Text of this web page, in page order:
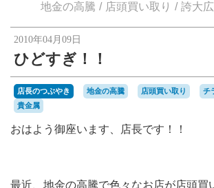
楽天オークションへ
地金の高騰 店頭買い取り 誇大
2010年04月09日
ひどすぎ！！
店長のつぶやき 地金の高騰 店頭買い取り チ
貴金属
おはよう御座います、店長です！！
最近、地金の高騰で色々なお店が店頭買